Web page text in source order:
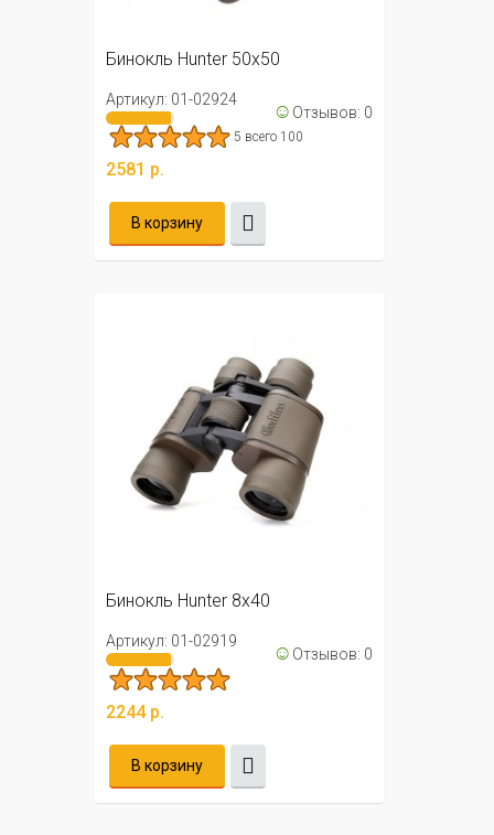
Бинокль Hunter 50х50
Артикул: 01-02924 ☺ Отзывов: 0
5 всего 100
2581 р.
В корзину
Бинокль Hunter 8х40
Артикул: 01-02919 ☺ Отзывов: 0
2244 р.
В корзину